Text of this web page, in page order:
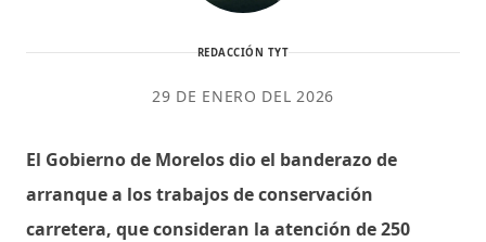
REDACCIÓN TYT
29 DE ENERO DEL 2026
El Gobierno de Morelos dio el banderazo de
arranque a los trabajos de conservación
carretera, que consideran la atención de 250